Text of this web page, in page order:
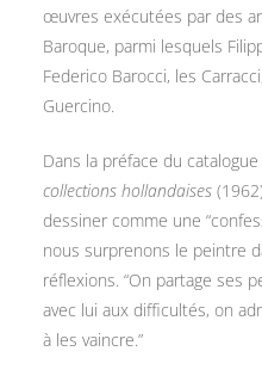
œuvres exécutées par des
Baroque, parmi lesquels
Federico Barocci, les
Guercino.
Dans la préface du catalogue
collections hollandaises
dessiner comme une
nous surprenons le peintre
réflexions. “On partage ses
avec lui aux difficultés, on
à les vaincre.”